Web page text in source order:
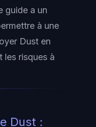
guide a un
à une
Dust en
les risques à
Dust :